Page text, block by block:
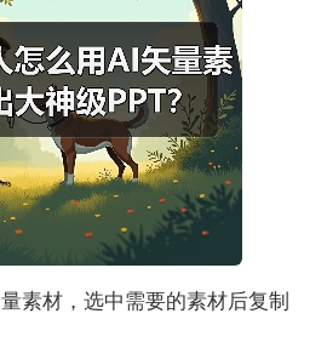
素材，选中需要的素材后复制